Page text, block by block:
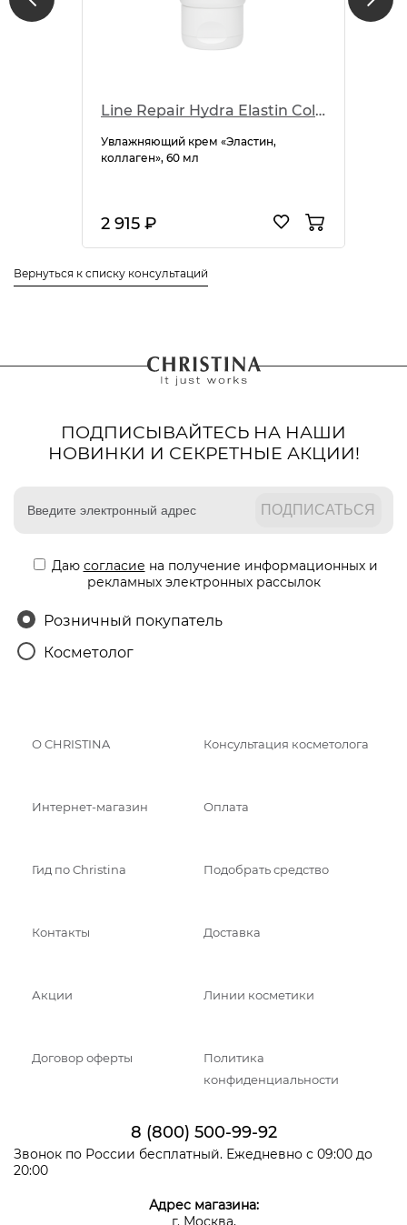
Line Repair Hydra Elastin Collagen
Увлажняющий крем «Эластин,
коллаген», 60 мл
2 915 ₽
Вернуться к списку консультаций
ПОДПИСЫВАЙТЕСЬ НА НАШИ
НОВИНКИ И СЕКРЕТНЫЕ АКЦИИ!
Даю согласие на получение информационных и
рекламных электронных рассылок
Розничный покупатель
Косметолог
О CHRISTINA Консультация косметолога
Интернет-магазин Оплата
Гид по Christina Подобрать средство
Контакты Доставка
Акции Линии косметики
Договор оферты
Политика
конфиденциальности
8 (800) 500-99-92
Звонок по России бесплатный. Ежедневно с 09:00 до
20:00
Адрес магазина:
г. Москва,